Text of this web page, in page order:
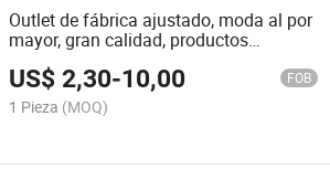
Outlet de fábrica ajustado, moda al por
mayor, gran calidad, productos
US$2,30-10,00 FOB
1 Pieza (MOQ)